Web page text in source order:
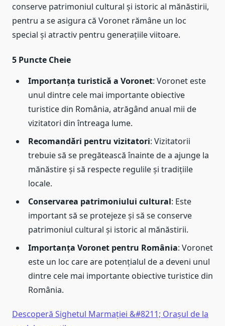
conserve patrimoniul cultural și istoric al mănăstirii,
pentru a se asigura că Voronet rămâne un loc
special și atractiv pentru generațiile viitoare.
5 Puncte Cheie
Importanța turistică a Voronet: Voronet este
unul dintre cele mai importante obiective
turistice din România, atrăgând anual mii de
vizitatori din întreaga lume.
Recomandări pentru vizitatori: Vizitatorii
trebuie să se pregătească înainte de a ajunge la
mănăstire și să respecte regulile și tradițiile
locale.
Conservarea patrimoniului cultural: Este
important să se protejeze și să se conserve
patrimoniul cultural și istoric al mănăstirii.
Importanța Voronet pentru România: Voronet
este un loc care are potențialul de a deveni unul
dintre cele mai importante obiective turistice din
România.
Descoperă Sighetul Marmației &#8211; Orașul de la